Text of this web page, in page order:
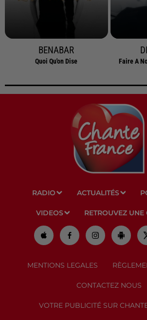
BENABAR
Quoi Qu'on Dise Faire A
RADIO ACTUALITÉS
VIDEOS RETROUVEZ UNE
MENTIONS LEGALES
CONTACTEZ NOUS
VOTRE PUBLICITÉ SUR